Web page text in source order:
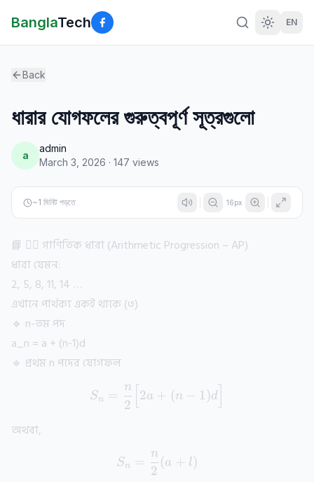
BanglaTech EN
Back
ধারার যোগফলের গুরুত্বপূর্ণ সূত্রগুলো
a
admin
March 3, 2026 · 147 views
~1 মিনিট পড়তে 16px
📘 ১️⃣ গাণিতিক ধারা (Arithmetic Progression – AP)
ধারা যেমন:
2, 5, 8, 11, 14 …
এখানে পার্থক্য একই থাকে (৩)
🔹 n-তম পদ
a_n = a + (n-1)d
🔹 প্রথম n পদের যোগফল
S_n = \frac{n}{2} \Big[
Sn =
2
n
2a + (n − 1)d
অথবা,
S_n = \frac{n}{2} (a + l)
Sn =
2
n
(a + l)